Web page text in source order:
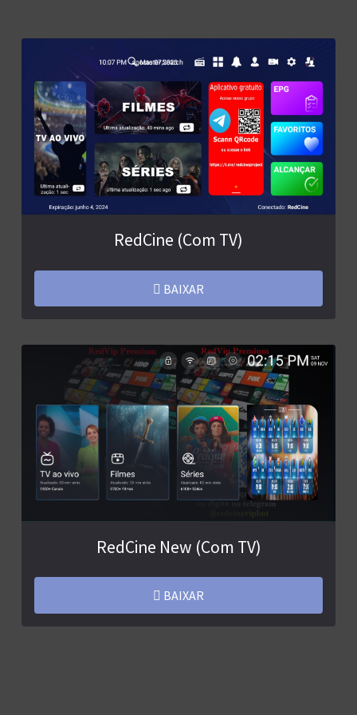
RedCine (Com TV)
BAIXAR
RedCine New (Com TV)
BAIXAR